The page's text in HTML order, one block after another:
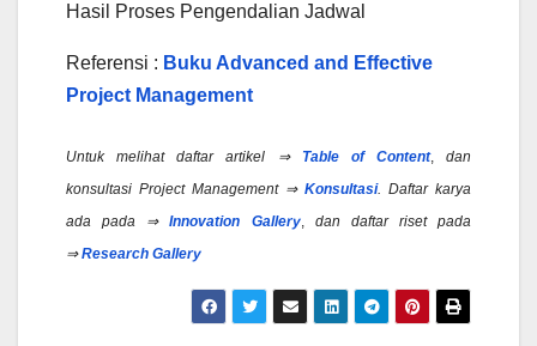
Hasil Proses Pengendalian Jadwal
Referensi : Buku Advanced and Effective
Project Management
Untuk melihat daftar artikel ⇒ Table of Content, dan
konsultasi Project Management ⇒ Konsultasi. Daftar karya
ada pada ⇒Innovation Gallery, dan daftar riset pada
⇒Research Gallery